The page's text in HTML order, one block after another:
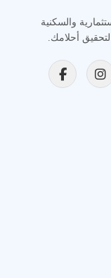
والسكنية
أحلامك.